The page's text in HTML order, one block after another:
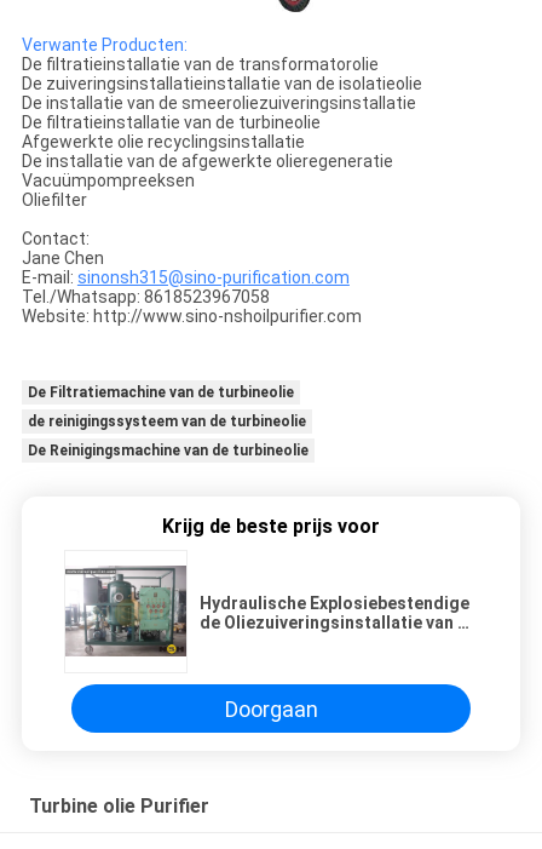
Verwante Producten:
De filtratieinstallatie van de transformatorolie
De zuiveringsinstallatieinstallatie van de isolatieolie
De installatie van de smeeroliezuiveringsinstallatie
De filtratieinstallatie van de turbineolie
Afgewerkte olie recyclingsinstallatie
De installatie van de afgewerkte olieregeneratie
Vacuümpompreeksen
Oliefilter
Contact:
Jane Chen
E-mail: sinonsh315@sino-purification.com
Tel./Whatsapp: 8618523967058
Website: http://www.sino-nshoilpurifier.com
De Filtratiemachine van de turbineolie
de reinigingssysteem van de turbineolie
De Reinigingsmachine van de turbineolie
Krijg de beste prijs voor
Hydraulische Explosiebestendige
de Oliezuiveringsinstallatie van de
Doorgaan
Turbine olie Purifier